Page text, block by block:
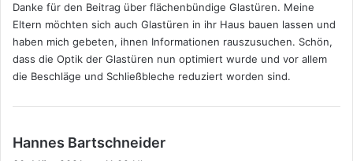
t
:
Danke für den Beitrag über flächenbündige Glastüren. Meine
Eltern möchten sich auch Glastüren in ihr Haus bauen lassen und
haben mich gebeten, ihnen Informationen rauszusuchen. Schön,
dass die Optik der Glastüren nun optimiert wurde und vor allem
die Beschläge und Schließbleche reduziert worden sind.
Hannes Bartschneider